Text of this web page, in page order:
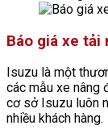
Báo giá xe tải
Isuzu là một
các mẫu xe nâng
cơ sở Isuzu luôn
nhiều khách hàng.